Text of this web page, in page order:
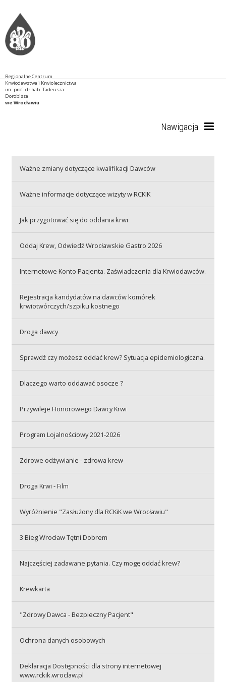
Regionalne Centrum
Krwiodawstwa i Krwiolecznictwa
im. prof. dr hab. Tadeusza
Dorobisza
we Wrocławiu
Nawigacja
Akcje wyjazdowe
Szpitale
Badania
Przetargi
Kontakt
BIP
Ważne zmiany dotyczące kwalifikacji Dawców
Ważne informacje dotyczące wizyty w RCKIK
Jak przygotować się do oddania krwi
Oddaj Krew, Odwiedź Wrocławskie Gastro 2026
Internetowe Konto Pacjenta. Zaświadczenia dla Krwiodawców.
Rejestracja kandydatów na dawców komórek
krwiotwórczych/szpiku kostnego
Droga dawcy
Sprawdź czy możesz oddać krew? Sytuacja epidemiologiczna.
Dlaczego warto oddawać osocze ?
Przywileje Honorowego Dawcy Krwi
Program Lojalnościowy 2021-2026
Zdrowe odżywianie - zdrowa krew
Droga Krwi - Film
Wyróżnienie "Zasłużony dla RCKiK we Wrocławiu"
3 Bieg Wrocław Tętni Dobrem
Najczęściej zadawane pytania. Czy mogę oddać krew?
Krewkarta
"Zdrowy Dawca - Bezpieczny Pacjent"
Ochrona danych osobowych
Deklaracja Dostępności dla strony internetowej
www.rckik.wroclaw.pl